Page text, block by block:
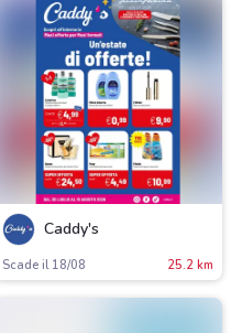
Caddy's
Scade il 18/08 25.2 km